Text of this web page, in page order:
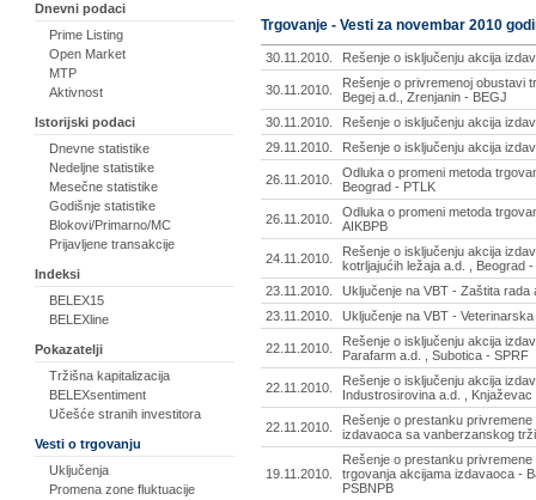
Dnevni podaci
Prime Listing
Open Market
MTP
Aktivnost
Istorijski podaci
Dnevne statistike
Nedeljne statistike
Mesečne statistike
Godišnje statistike
Blokovi/Primarno/MC
Prijavljene transakcije
Indeksi
BELEX15
BELEXline
Pokazatelji
Tržišna kapitalizacija
BELEXsentiment
Učešće stranih investitora
Vesti o trgovanju
Uključenja
Promena zone fluktuacije
Trgovanje - Vesti za novembar 2010
30.11.2010. Rešenje o isključenju akcija
30.11.2010.
Rešenje o privremenoj obustavi
Begej a.d., Zrenjanin - BEGJ
30.11.2010.
Rešenje o isključenju akcija
29.11.2010.
Rešenje o isključenju akcija
26.11.2010.
Odluka o promeni metoda
Beograd - PTLK
26.11.2010.
Odluka o promeni metoda
AIKBPB
24.11.2010.
Rešenje o isključenju akcija
kotrljajućih ležaja a.d. , Beograd -
23.11.2010.
Uključenje na VBT - Zaštita rada
23.11.2010.
Uključenje na VBT -
22.11.2010.
Rešenje o isključenju akcija
Parafarm a.d. , Subotica - SPRF
22.11.2010.
Rešenje o isključenju akcija
Industrosirovina a.d. , Knjaževac
22.11.2010.
Rešenje o prestanku
izdavaoca sa vanberzanskog
19.11.2010.
Rešenje o prestanku
trgovanja akcijama izdavaoca -
PSBNPB